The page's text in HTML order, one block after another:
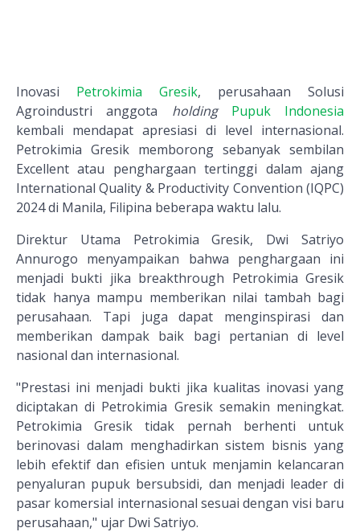
Inovasi Petrokimia Gresik, perusahaan Solusi
Agroindustri anggota holding
Pupuk Indonesia
kembali mendapat apresiasi di level internasional.
Petrokimia Gresik memborong sebanyak sembilan
Excellent atau penghargaan tertinggi dalam ajang
International Quality & Productivity Convention (IQPC)
2024 di Manila, Filipina beberapa waktu lalu.
Direktur Utama Petrokimia Gresik, Dwi Satriyo
Annurogo menyampaikan bahwa penghargaan ini
menjadi bukti jika breakthrough Petrokimia Gresik
tidak hanya mampu memberikan nilai tambah bagi
perusahaan. Tapi juga dapat menginspirasi dan
memberikan dampak baik bagi pertanian di level
nasional dan internasional.
"Prestasi ini menjadi bukti jika kualitas inovasi yang
diciptakan di Petrokimia Gresik semakin meningkat.
Petrokimia Gresik tidak pernah berhenti untuk
berinovasi dalam menghadirkan sistem bisnis yang
lebih efektif dan efisien untuk menjamin kelancaran
penyaluran pupuk bersubsidi, dan menjadi leader di
pasar komersial internasional sesuai dengan visi baru
perusahaan," ujar Dwi Satriyo.